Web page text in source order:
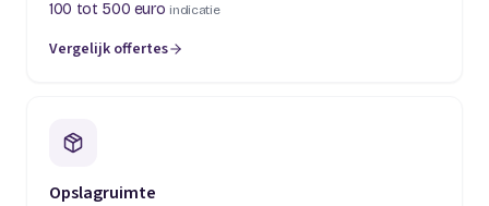
100 tot 500 euro indicatie
Vergelijk offertes
(opent in een nieuw tabblad)
Opslagruimte